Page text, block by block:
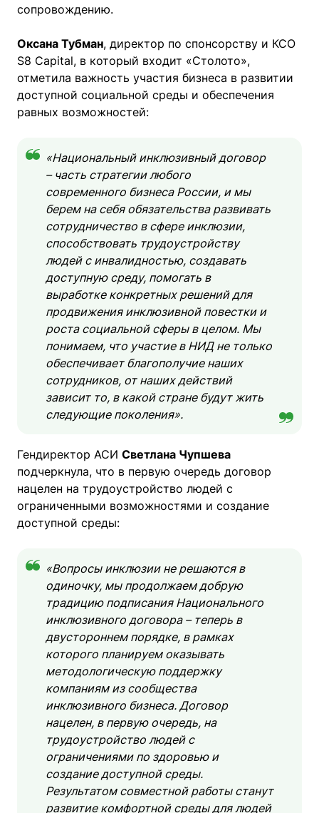
сопровождению.
Оксана Тубман, директор по спонсорству и КСО
S8 Capital, в который входит «Столото»,
отметила важность участия бизнеса в развитии
доступной социальной среды и обеспечения
равных возможностей:
«Национальный инклюзивный договор
– часть стратегии любого
современного бизнеса России, и мы
берем на себя обязательства развивать
сотрудничество в сфере инклюзии,
способствовать трудоустройству
людей с инвалидностью, создавать
доступную среду, помогать в
выработке конкретных решений для
продвижения инклюзивной повестки и
роста социальной сферы в целом. Мы
понимаем, что участие в НИД не только
обеспечивает благополучие наших
сотрудников, от наших действий
зависит то, в какой стране будут жить
следующие поколения».
Гендиректор АСИ Светлана Чупшева
подчеркнула, что в первую очередь договор
нацелен на трудоустройство людей с
ограниченными возможностями и создание
доступной среды:
«Вопросы инклюзии не решаются в
одиночку, мы продолжаем добрую
традицию подписания Национального
инклюзивного договора – теперь в
двустороннем порядке, в рамках
которого планируем оказывать
методологическую поддержку
компаниям из сообщества
инклюзивного бизнеса. Договор
нацелен, в первую очередь, на
трудоустройство людей с
ограничениями по здоровью и
создание доступной среды.
Результатом совместной работы станут
развитие комфортной среды для людей